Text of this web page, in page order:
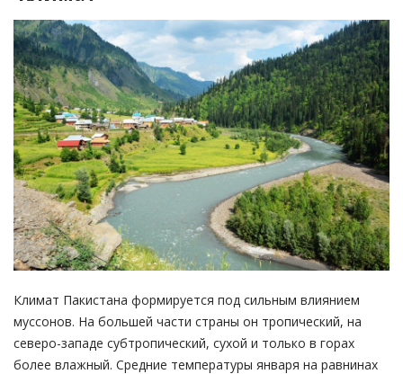
Климат Пакистана формируется под сильным влиянием
муссонов. На большей части страны он тропический, на
северо-западе субтропический, сухой и только в горах
более влажный. Средние температуры января на равнинах